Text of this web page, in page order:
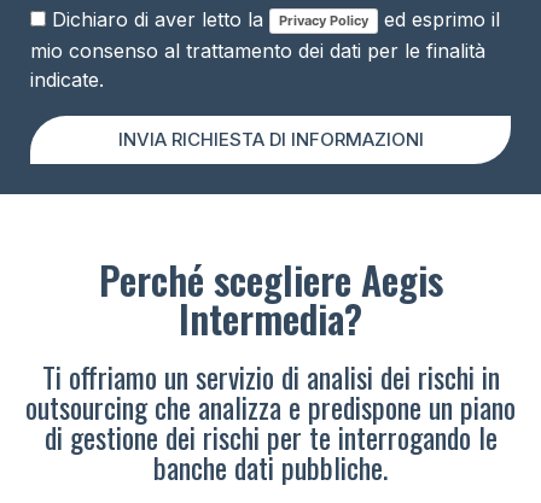
Dichiaro di aver letto la Privacy Policy
ed esprimo il
mio consenso al trattamento dei dati per le finalità
indicate.
INVIA RICHIESTA DI INFORMAZIONI
Perché scegliere Aegis
Intermedia?
Ti offriamo un servizio di analisi dei rischi in
outsourcing che analizza e predispone un piano
di gestione dei rischi per te interrogando le
banche dati pubbliche.